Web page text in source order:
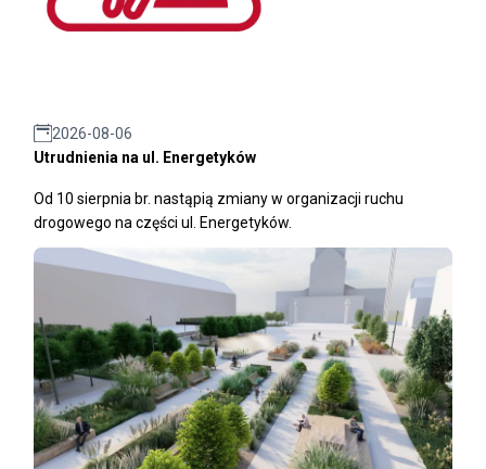
2026-08-06
Utrudnienia na ul. Energetyków
Od 10 sierpnia br. nastąpią zmiany w organizacji ruchu
drogowego na części ul. Energetyków.